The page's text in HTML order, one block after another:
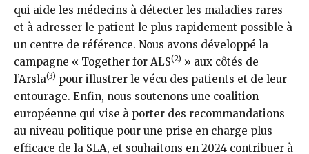
qui aide les médecins à détecter les maladies rares
et à adresser le patient le plus rapidement possible à
un centre de référence. Nous avons développé la
campagne « Together for ALS(2) » aux côtés de
l’Arsla(3) pour illustrer le vécu des patients et de leur
entourage. Enfin, nous soutenons une coalition
européenne qui vise à porter des recommandations
au niveau politique pour une prise en charge plus
efficace de la SLA, et souhaitons en 2024 contribuer à